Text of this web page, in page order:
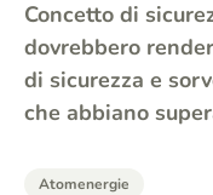
Concetto di
dovrebbero
di sicurezza e
che abbiano
Atomenergie